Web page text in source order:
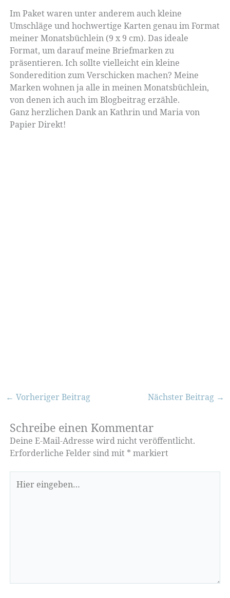
Im Paket waren unter anderem auch kleine
Umschläge und hochwertige Karten genau im Format
meiner Monatsbüchlein (9 x 9 cm). Das ideale
Format, um darauf meine Briefmarken zu
präsentieren. Ich sollte vielleicht ein kleine
Sonderedition zum Verschicken machen? Meine
Marken wohnen ja alle in meinen Monatsbüchlein,
von denen ich auch im Blogbeitrag erzähle.
Ganz herzlichen Dank an Kathrin und Maria von
Papier Direkt!
← Vorheriger Beitrag Nächster Beitrag →
Schreibe einen Kommentar
Deine E-Mail-Adresse wird nicht veröffentlicht.
Erforderliche Felder sind mit * markiert
eingeben…